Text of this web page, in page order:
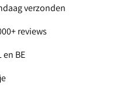
verzonden
reviews
BE